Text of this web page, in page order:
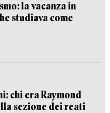
la vacanza in
studiava come
chi era Raymond
sezione dei reati